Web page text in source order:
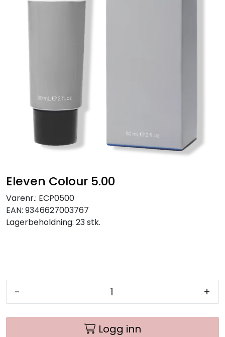
Eleven Colour 5.00
Varenr.: ECP0500
EAN: 9346627003767
Lagerbeholdning: 23 stk.
- +
Logg inn